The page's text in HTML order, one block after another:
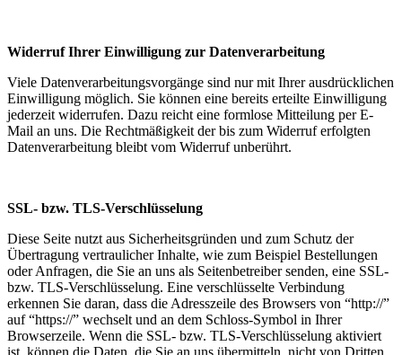
Widerruf Ihrer Einwilligung zur Datenverarbeitung
Viele Datenverarbeitungsvorgänge sind nur mit Ihrer ausdrücklichen
Einwilligung möglich. Sie können eine bereits erteilte Einwilligung
jederzeit widerrufen. Dazu reicht eine formlose Mitteilung per E-
Mail an uns. Die Rechtmäßigkeit der bis zum Widerruf erfolgten
Datenverarbeitung bleibt vom Widerruf unberührt.
SSL- bzw. TLS-Verschlüsselung
Diese Seite nutzt aus Sicherheitsgründen und zum Schutz der
Übertragung vertraulicher Inhalte, wie zum Beispiel Bestellungen
oder Anfragen, die Sie an uns als Seitenbetreiber senden, eine SSL-
bzw. TLS-Verschlüsselung. Eine verschlüsselte Verbindung
erkennen Sie daran, dass die Adresszeile des Browsers von “http://”
auf “https://” wechselt und an dem Schloss-Symbol in Ihrer
Browserzeile. Wenn die SSL- bzw. TLS-Verschlüsselung aktiviert